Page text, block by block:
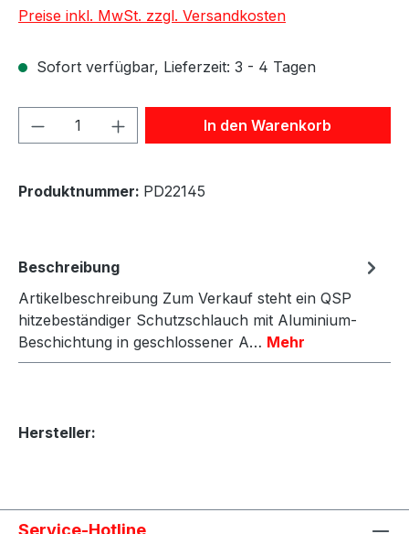
Preise inkl. MwSt. zzgl. Versandkosten
Sofort verfügbar, Lieferzeit: 3 - 4 Tagen
Produkt Anzahl: Gib denIn den Warenkorb
Produktnummer: PD22145
Beschreibung
Artikelbeschreibung Zum Verkauf steht ein QSP
hitzebeständiger Schutzschlauch mit Aluminium-
Beschichtung in geschlossener A… Mehr
Hersteller:
Service-Hotline